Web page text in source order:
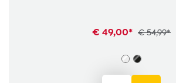
€ 49,00* € 54,99*